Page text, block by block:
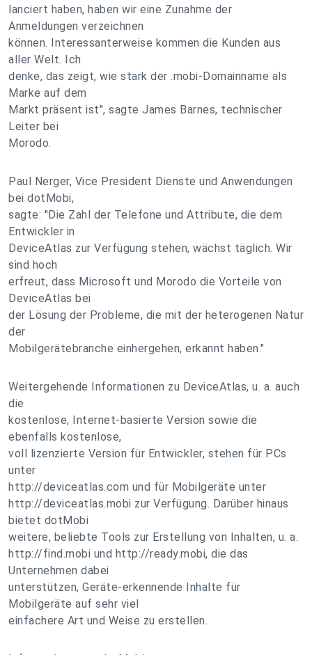
lanciert haben, haben wir eine Zunahme der
Anmeldungen verzeichnen
können. Interessanterweise kommen die Kunden aus
aller Welt. Ich
denke, das zeigt, wie stark der .mobi-Domainname als
Marke auf dem
Markt präsent ist", sagte James Barnes, technischer
Leiter bei
Morodo.
Paul Nerger, Vice President Dienste und Anwendungen
bei dotMobi,
sagte: "Die Zahl der Telefone und Attribute, die dem
Entwickler in
DeviceAtlas zur Verfügung stehen, wächst täglich. Wir
sind hoch
erfreut, dass Microsoft und Morodo die Vorteile von
DeviceAtlas bei
der Lösung der Probleme, die mit der heterogenen Natur
der
Mobilgerätebranche einhergehen, erkannt haben."
Weitergehende Informationen zu DeviceAtlas, u. a. auch
die
kostenlose, Internet-basierte Version sowie die
ebenfalls kostenlose,
voll lizenzierte Version für Entwickler, stehen für PCs
unter
http://deviceatlas.com und für Mobilgeräte unter
http://deviceatlas.mobi zur Verfügung. Darüber hinaus
bietet dotMobi
weitere, beliebte Tools zur Erstellung von Inhalten, u. a.
http://find.mobi und http://ready.mobi, die das
Unternehmen dabei
unterstützen, Geräte-erkennende Inhalte für
Mobilgeräte auf sehr viel
einfachere Art und Weise zu erstellen.